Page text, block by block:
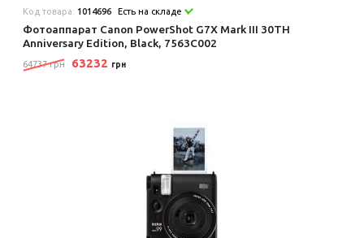
Код товара: 1014696 Есть на складе
Фотоаппарат Canon PowerShot G7X Mark III 30TH
Anniversary Edition, Black, 7563C002
64737 грн 63232 грн